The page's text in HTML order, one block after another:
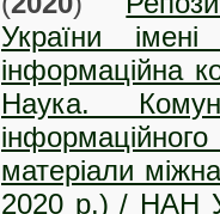
України
інформаційна
Наука.
матеріали
2020 р.) / НАН